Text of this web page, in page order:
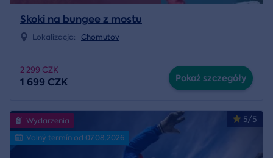
Skoki na bungee z mostu
Lokalizacja: Chomutov
2 299 CZK
1 699 CZK Pokaż szczegóły
5/5
Wydarzenia
Volný termín od 07.08.2026